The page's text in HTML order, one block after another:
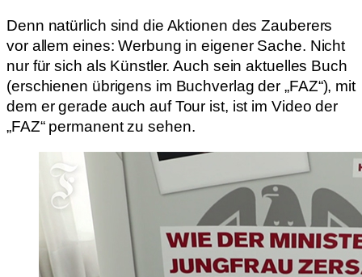
Denn natürlich sind die Aktionen des Zauberers
vor allem eines: Werbung in eigener Sache. Nicht
nur für sich als Künstler. Auch sein aktuelles Buch
(erschienen übrigens im Buchverlag der „FAZ“), mit
dem er gerade auch auf Tour ist, ist im Video der
„FAZ“ permanent zu sehen.